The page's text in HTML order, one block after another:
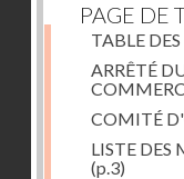
PAGE DE
TABLE
ARRÊTÉ
COMITÉ
LISTE
(p.3)